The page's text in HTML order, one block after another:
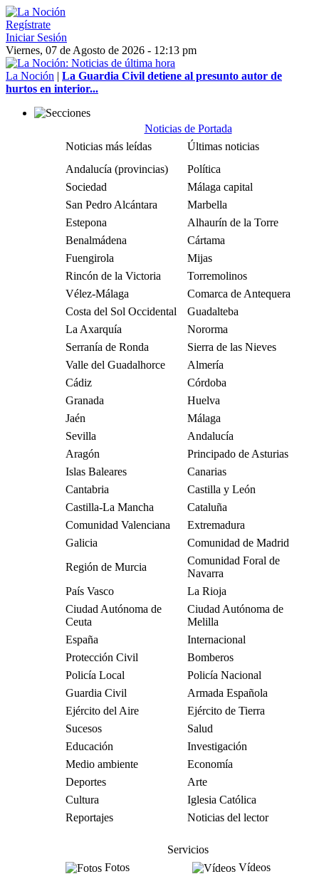
Regístrate
Iniciar Sesión
Viernes, 07 de Agosto de 2026 - 12:13 pm
La Noción | La Guardia Civil detiene al presunto autor de
hurtos en interior...
Noticias de Portada
Noticias más leídas
Últimas noticias
Andalucía (provincias)
Política
Sociedad
Málaga capital
San Pedro Alcántara
Marbella
Estepona
Alhaurín de la Torre
Benalmádena
Cártama
Fuengirola
Mijas
Rincón de la Victoria
Torremolinos
Vélez-Málaga
Comarca de Antequera
Costa del Sol Occidental
Guadalteba
La Axarquía
Nororma
Serranía de Ronda
Sierra de las Nieves
Valle del Guadalhorce
Almería
Cádiz
Córdoba
Granada
Huelva
Jaén
Málaga
Sevilla
Andalucía
Aragón
Principado de Asturias
Islas Baleares
Canarias
Cantabria
Castilla y León
Castilla-La Mancha
Cataluña
Comunidad Valenciana
Extremadura
Galicia
Comunidad de Madrid
Región de Murcia
Comunidad Foral de
Navarra
País Vasco
La Rioja
Ciudad Autónoma de
Ceuta
Ciudad Autónoma de
Melilla
España
Internacional
Protección Civil
Bomberos
Policía Local
Policía Nacional
Guardia Civil
Armada Española
Ejército del Aire
Ejército de Tierra
Sucesos
Salud
Educación
Investigación
Medio ambiente
Economía
Deportes
Arte
Cultura
Iglesia Católica
Reportajes
Noticias del lector
Servicios
Fotos
Vídeos